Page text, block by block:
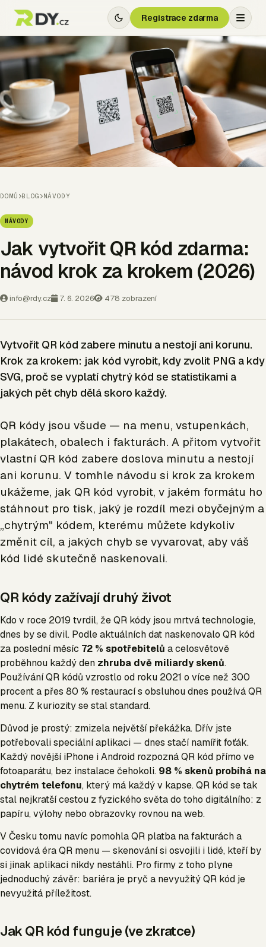
Registrace zdarma
DOMŮ BLOG NÁVODY
NÁVODY
Jak vytvořit QR kód zdarma:
návod krok za krokem (2026)
info@rdy.cz 7. 6. 2026 478 zobrazení
Vytvořit QR kód zabere minutu a nestojí ani korunu.
Krok za krokem: jak kód vyrobit, kdy zvolit PNG a kdy
SVG, proč se vyplatí chytrý kód se statistikami a
jakých pět chyb dělá skoro každý.
QR kódy jsou všude — na menu, vstupenkách,
plakátech, obalech i fakturách. A přitom vytvořit
vlastní QR kód zabere doslova minutu a nestojí
ani korunu. V tomhle návodu si krok za krokem
ukážeme, jak QR kód vyrobit, v jakém formátu ho
stáhnout pro tisk, jaký je rozdíl mezi obyčejným a
„chytrým" kódem, kterému můžete kdykoliv
změnit cíl, a jakých chyb se vyvarovat, aby váš
kód lidé skutečně naskenovali.
QR kódy zažívají druhý život
Kdo v roce 2019 tvrdil, že QR kódy jsou mrtvá technologie,
dnes by se divil. Podle aktuálních dat naskenovalo QR kód
za poslední měsíc 72 % spotřebitelů a celosvětově
proběhnou každý den zhruba dvě miliardy skenů.
Používání QR kódů vzrostlo od roku 2021 o více než 300
procent a přes 80 % restaurací s obsluhou dnes používá QR
menu. Z kuriozity se stal standard.
Důvod je prostý: zmizela největší překážka. Dřív jste
potřebovali speciální aplikaci — dnes stačí namířit foťák.
Každý novější iPhone i Android rozpozná QR kód přímo ve
fotoaparátu, bez instalace čehokoli. 98 % skenů probíhá na
chytrém telefonu, který má každý v kapse. QR kód se tak
stal nejkratší cestou z fyzického světa do toho digitálního: z
papíru, výlohy nebo obrazovky rovnou na web.
V Česku tomu navíc pomohla QR platba na fakturách a
covidová éra QR menu — skenování si osvojili i lidé, kteří by
si jinak aplikaci nikdy nestáhli. Pro firmy z toho plyne
jednoduchý závěr: bariéra je pryč a nevyužitý QR kód je
nevyužitá příležitost.
Jak QR kód funguje (ve zkratce)